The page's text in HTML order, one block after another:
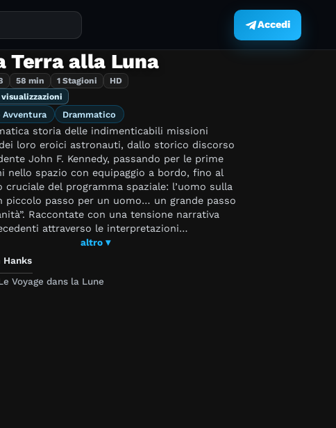
Accedi
Terra alla Luna
58 min 1 Stagioni
HD
visualizzazioni
Avventura Drammatico
storia delle indimenticabili missioni
loro eroici astronauti, dallo storico discorso
John F. Kennedy, passando per le prime
nello spazio con equipaggio a bordo, fino al
cruciale del programma spaziale: l’uomo sulla
piccolo passo per un uomo… un grande passo
Raccontate con una tensione narrativa
attraverso le interpretazioni
di Cary Elwes, Sally Field, Chris Isaak e tanti
sono le storie di uomini, donne e bambini
uno dei successi più straordinari nella
altro ▾
Hanks
Voyage dans la Lune